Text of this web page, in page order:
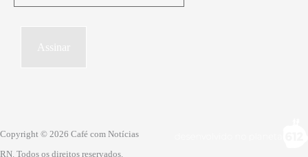
mail…Assinar
Copyright © 2026 Café com Notícias
RN. Todos os direitos reservados.